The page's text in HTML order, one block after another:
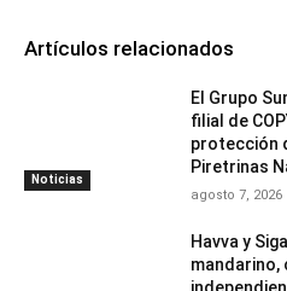
Artículos relacionados
Noticias
El Grupo
filial de
protección
Piretrinas
agosto 7, 2026
Havva y
mandarino,